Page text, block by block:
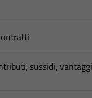
sussidi, vantaggi